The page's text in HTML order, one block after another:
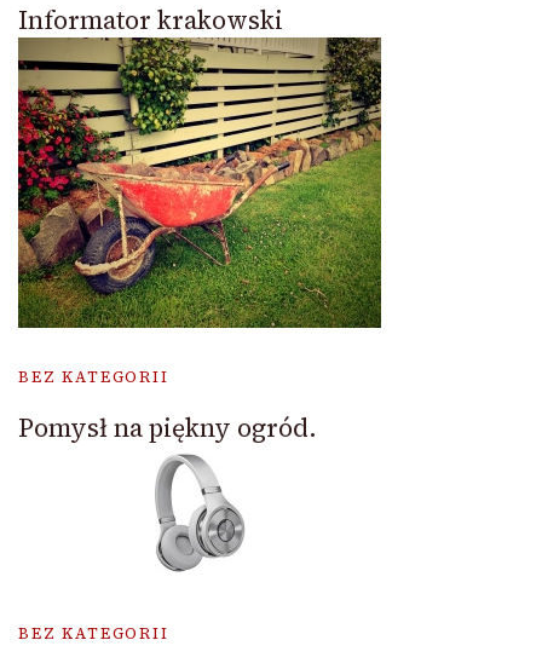
Informator krakowski
BEZ KATEGORII
Pomysł na piękny ogród.
BEZ KATEGORII